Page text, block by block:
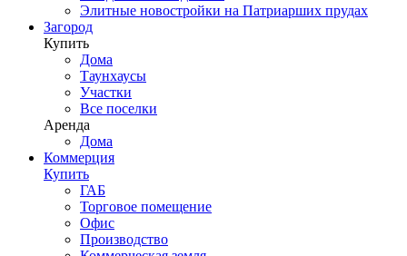
Элитные новостройки на Патриарших прудах
Загород
Купить
Дома
Таунхаусы
Участки
Все поселки
Аренда
Дома
Коммерция
Купить
ГАБ
Торговое помещение
Офис
Производство